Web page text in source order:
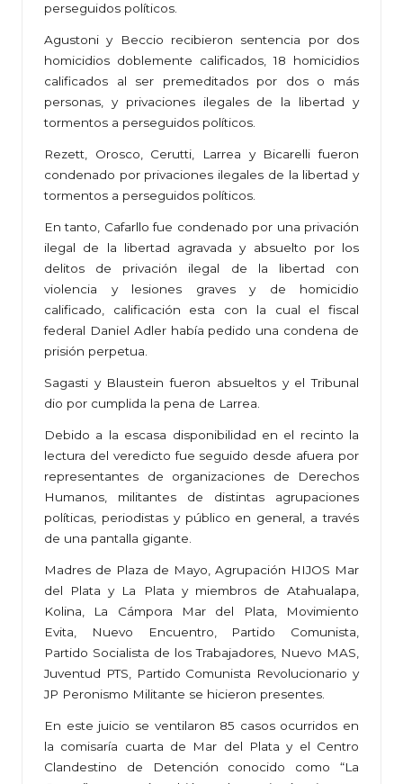
perseguidos políticos.
Agustoni y Beccio recibieron sentencia por dos
homicidios doblemente calificados, 18 homicidios
calificados al ser premeditados por dos o más
personas, y privaciones ilegales de la libertad y
tormentos a perseguidos políticos.
Rezett, Orosco, Cerutti, Larrea y Bicarelli fueron
condenado por privaciones ilegales de la libertad y
tormentos a perseguidos políticos.
En tanto, Cafarllo fue condenado por una privación
ilegal de la libertad agravada y absuelto por los
delitos de privación ilegal de la libertad con
violencia y lesiones graves y de homicidio
calificado, calificación esta con la cual el fiscal
federal Daniel Adler había pedido una condena de
prisión perpetua.
Sagasti y Blaustein fueron absueltos y el Tribunal
dio por cumplida la pena de Larrea.
Debido a la escasa disponibilidad en el recinto la
lectura del veredicto fue seguido desde afuera por
representantes de organizaciones de Derechos
Humanos, militantes de distintas agrupaciones
políticas, periodistas y público en general, a través
de una pantalla gigante.
Madres de Plaza de Mayo, Agrupación HIJOS Mar
del Plata y La Plata y miembros de Atahualapa,
Kolina, La Cámpora Mar del Plata, Movimiento
Evita, Nuevo Encuentro, Partido Comunista,
Partido Socialista de los Trabajadores, Nuevo MAS,
Juventud PTS, Partido Comunista Revolucionario y
JP Peronismo Militante se hicieron presentes.
En este juicio se ventilaron 85 casos ocurridos en
la comisaría cuarta de Mar del Plata y el Centro
Clandestino de Detención conocido como “La